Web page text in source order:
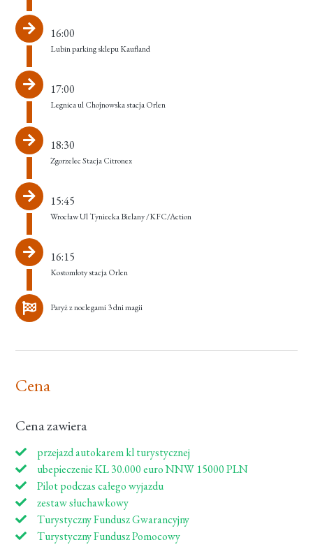
16:00
Lubin parking sklepu Kaufland
17:00
Legnica ul Chojnowska stacja Orlen
18:30
Zgorzelec Stacja Citronex
15:45
Wrocław Ul Tyniecka Bielany /KFC/Action
16:15
Kostomłoty stacja Orlen
Paryż z noclegami 3 dni magii
Cena
Cena zawiera
przejazd autokarem kl turystycznej
ubepieczenie KL 30.000 euro NNW 15000 PLN
Pilot podczas całego wyjazdu
zestaw słuchawkowy
Turystyczny Fundusz Gwarancyjny
Turystyczny Fundusz Pomocowy